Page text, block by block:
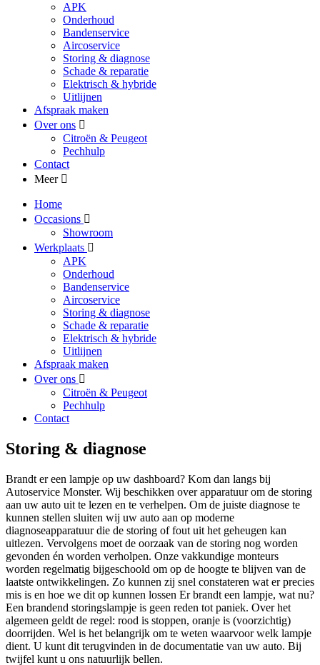
APK
Onderhoud
Bandenservice
Aircoservice
Storing & diagnose
Schade & reparatie
Elektrisch & hybride
Uitlijnen
Afspraak maken
Over ons
Citroën & Peugeot
Pechhulp
Contact
Meer
Home
Occasions
Showroom
Werkplaats
APK
Onderhoud
Bandenservice
Aircoservice
Storing & diagnose
Schade & reparatie
Elektrisch & hybride
Uitlijnen
Afspraak maken
Over ons
Citroën & Peugeot
Pechhulp
Contact
Storing & diagnose
Brandt er een lampje op uw dashboard? Kom dan langs bij
Autoservice Monster. Wij beschikken over apparatuur om de storing
aan uw auto uit te lezen en te verhelpen. Om de juiste diagnose te
kunnen stellen sluiten wij uw auto aan op moderne
diagnoseapparatuur die de storing of fout uit het geheugen kan
uitlezen. Vervolgens moet de oorzaak van de storing nog worden
gevonden én worden verholpen. Onze vakkundige monteurs
worden regelmatig bijgeschoold om op de hoogte te blijven van de
laatste ontwikkelingen. Zo kunnen zij snel constateren wat er precies
mis is en hoe we dit op kunnen lossen Er brandt een lampje, wat nu?
Een brandend storingslampje is geen reden tot paniek. Over het
algemeen geldt de regel: rood is stoppen, oranje is (voorzichtig)
doorrijden. Wel is het belangrijk om te weten waarvoor welk lampje
dient. U kunt dit terugvinden in de documentatie van uw auto. Bij
twijfel kunt u ons natuurlijk bellen.